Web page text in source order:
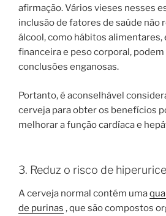
afirmação. Vários vieses nesses
inclusão de fatores de saúde não
álcool, como hábitos alimentares,
financeira e peso corporal,
conclusões enganosas.
Portanto, é aconselhável
cerveja para obter os benefícios
melhorar a função cardíaca e
3. Reduz o risco de
A cerveja normal contém uma
de purinas , que são compostos